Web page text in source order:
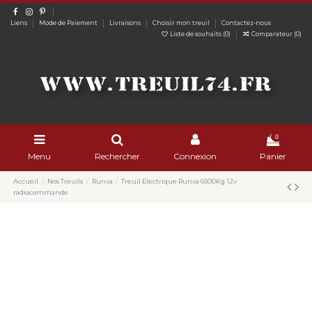
Liens Mode de Paiement Livraisons Choisir mon treuil
Contactez-nous
Liste de souhaits (0) Comparateur (0)
Menu Rechercher Connexion
0
Panier
Accueil Nos Treuils Runva
Treuil Electrique Runva 6500Kg 12v
radiocommande